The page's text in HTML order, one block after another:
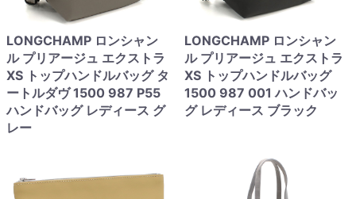
LONGCHAMP ロンシャン
ル プリアージュ エクストラ
XS トップハンドルバッグ タ
ートルダヴ 1500 987 P55
ハンドバッグ レディース グ
レー
LONGCHAMP ロンシャン
ル プリアージュ エクストラ
XS トップハンドルバッグ
1500 987 001 ハンドバッ
グ レディース ブラック